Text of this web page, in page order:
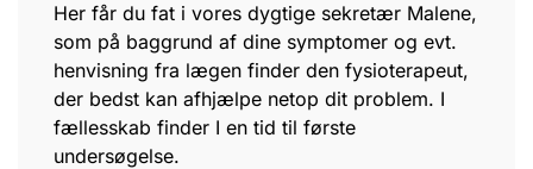
Her får du fat i vores dygtige sekretær Malene,
som på baggrund af dine symptomer og evt.
henvisning fra lægen finder den fysioterapeut,
der bedst kan afhjælpe netop dit problem. I
fællesskab finder I en tid til første
undersøgelse.